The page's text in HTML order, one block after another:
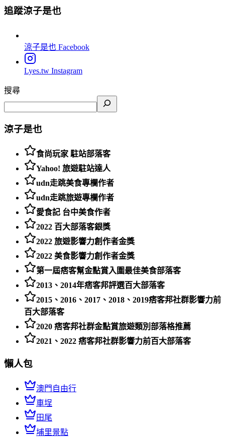
追蹤涼子是也
涼子是也 Facebook
Lyes.tw Instagram
搜尋
涼子是也
食尚玩家 駐站部落客
Yahoo! 旅遊駐站達人
udn走跳美食專欄作者
udn走跳旅遊專欄作者
愛食記 台中美食作者
2022 百大部落客銀獎
2022 旅遊影響力創作者金獎
2022 美食影響力創作者金獎
第一屆痞客幫金點賞入圍最佳美食部落客
2013、2014年痞客邦評選百大部落客
2015、2016、2017、2018、2019痞客邦社群影響力前
百大部落客
2020 痞客邦社群金點賞旅遊類別部落格推薦
2021、2022 痞客邦社群影響力前百大部落客
懶人包
澳門自由行
車埕
田尾
埔里景點